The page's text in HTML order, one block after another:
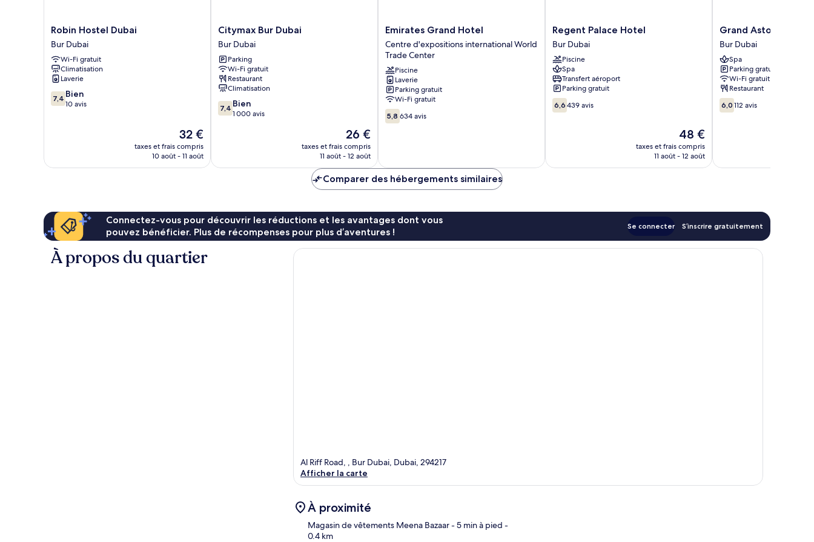
vue
ville
Robin
Hostel
Dubai
Bur
Dubai
Robin Hostel Dubai
Bur Dubai
Wi-Fi gratuit
Climatisation
Laverie
7.4
sur
7,4 Bien
10 avis
Le
nouveau
prix
32 €
taxes et frais compris
10 août - 11 août
Citymax
Bur
Dubai
Bur
Dubai
Citymax Bur Dubai
Bur Dubai
Parking
Wi-Fi gratuit
Restaurant
Climatisation
7.4
sur
7,4 Bien
1 000 avis
Le
nouveau
prix
de
26 €
26 €
taxes et frais compris
11 août - 12 août
Emirates
Grand
Hotel
Centre
d'expositions
international
World
Trade
Center
Emirates Grand Hotel
Centre d'expositions international World
Trade Center
Piscine
Laverie
Parking gratuit
Wi-Fi gratuit
5.8
sur
5,8 634 avis
Regent
Palace
Hotel
Bur
Dubai
Regent Palace Hotel
Bur Dubai
Piscine
Spa
Transfert aéroport
Parking gratuit
6.6
sur
6,6 439 avis
Le
nouveau
prix
48 €
taxes et frais compris
11 août - 12 août
Grand
Astoria
Hotel
Bur
Dubai
Grand Astoria Hotel
Bur Dubai
Spa
Parking gratuit
Wi-Fi gratuit
Restaurant
6.0
sur
6,0 112 avis
Comparer des hébergements similaires
Connectez-vous pour découvrir les réductions et les avantages dont vous
pouvez bénéficier. Plus de récompenses pour plus d’aventures !
Se connecter S’inscrire gratuitement
À propos du quartier
Al Riff Road, , Bur Dubai, Dubai, 294217
Afficher la carte
À proximité
Magasin de vêtements Meena Bazaar- 5 min à pied -
0.4 km